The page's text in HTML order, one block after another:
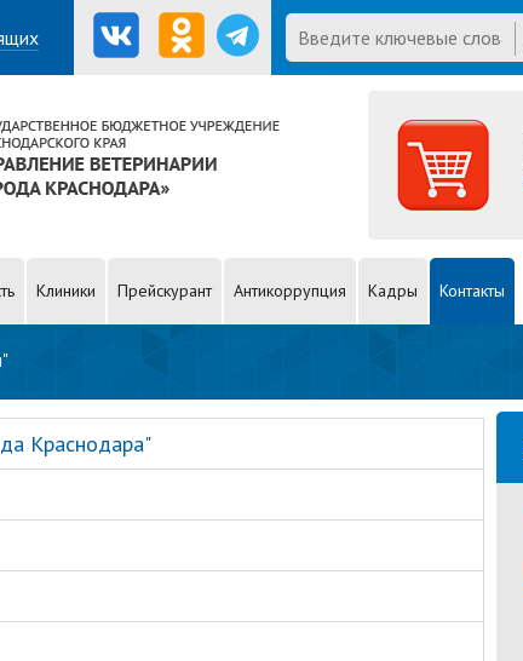
Введите ключевые слова для
поиска
Клиники Прейскурант Антикоррупция Кадры Контакты
Краснодара"